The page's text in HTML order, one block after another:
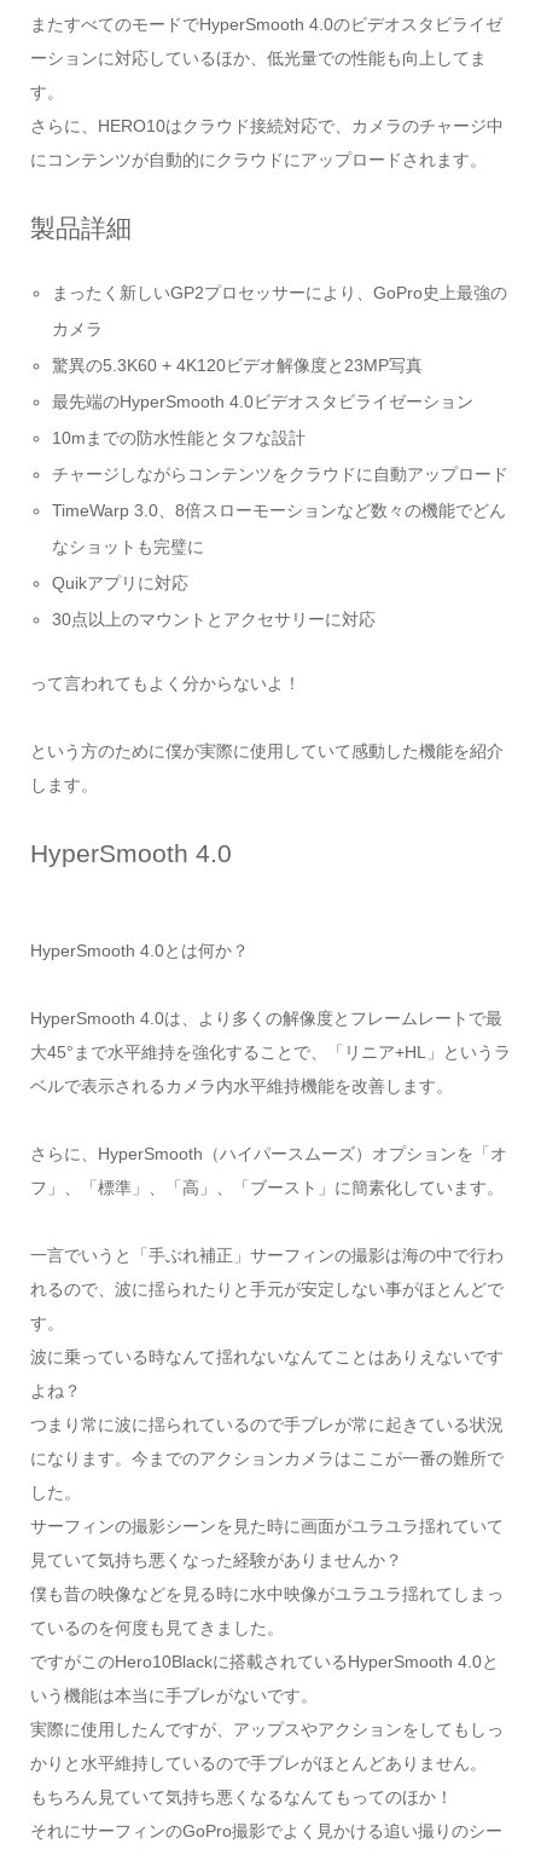
またすべてのモードでHyperSmooth 4.0のビデオスタビライゼ
ーションに対応しているほか、低光量での性能も向上してま
す。
さらに、HERO10はクラウド接続対応で、カメラのチャージ中
にコンテンツが自動的にクラウドにアップロードされます。
製品詳細
まったく新しいGP2プロセッサーにより、GoPro史上最強の
カメラ
驚異の5.3K60 + 4K120ビデオ解像度と23MP写真
最先端のHyperSmooth 4.0ビデオスタビライゼーション
10mまでの防水性能とタフな設計
チャージしながらコンテンツをクラウドに自動アップロード
TimeWarp 3.0、8倍スローモーションなど数々の機能でどん
なショットも完璧に
Quikアプリに対応
30点以上のマウントとアクセサリーに対応
って言われてもよく分からないよ！
という方のために僕が実際に使用していて感動した機能を紹介
します。
HyperSmooth 4.0
HyperSmooth 4.0とは何か？
HyperSmooth 4.0は、より多くの解像度とフレームレートで最
大45°まで水平維持を強化することで、「リニア+HL」というラ
ベルで表示されるカメラ内水平維持機能を改善します。
さらに、HyperSmooth（ハイパースムーズ）オプションを「オ
フ」、「標準」、「高」、「ブースト」に簡素化しています。
一言でいうと「手ぶれ補正」サーフィンの撮影は海の中で行わ
れるので、波に揺られたりと手元が安定しない事がほとんどで
す。
波に乗っている時なんて揺れないなんてことはありえないです
よね？
つまり常に波に揺られているので手ブレが常に起きている状況
になります。今までのアクションカメラはここが一番の難所で
した。
サーフィンの撮影シーンを見た時に画面がユラユラ揺れていて
見ていて気持ち悪くなった経験がありませんか？
僕も昔の映像などを見る時に水中映像がユラユラ揺れてしまっ
ているのを何度も見てきました。
ですがこのHero10Blackに搭載されているHyperSmooth 4.0と
いう機能は本当に手ブレがないです。
実際に使用したんですが、アップスやアクションをしてもしっ
かりと水平維持しているので手ブレがほとんどありません。
もちろん見ていて気持ち悪くなるなんてもってのほか！
それにサーフィンのGoPro撮影でよく見かける追い撮りのシー